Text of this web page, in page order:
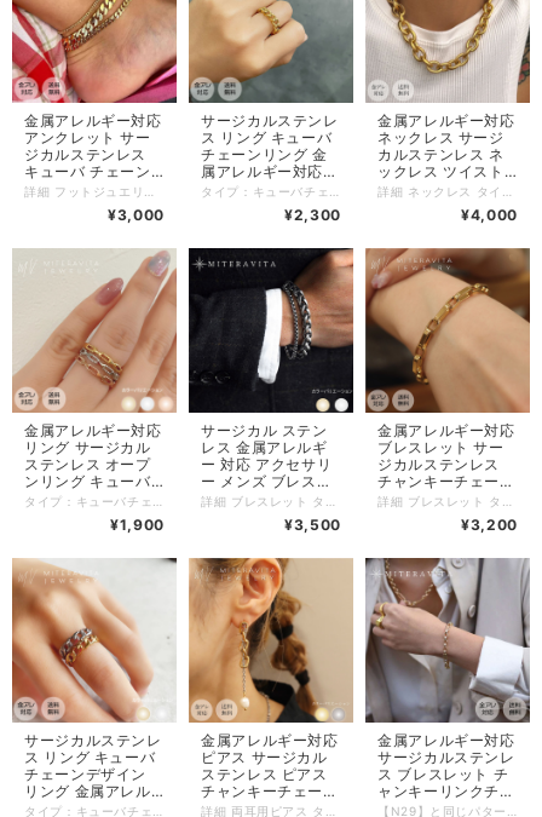
金属アレルギー対応
アンクレット サー
ジカルステンレス
キューバ チェーン
喜平 チェーン 金ア
レ対応 フットアク
¥3,000
サージカルステンレ
ス リング キューバ
チェーンリング 金
属アレルギー対応
レディーズ
¥2,300
金属アレルギー対応
ネックレス サージ
カルステンレス ネ
ックレス ツイスト
チャンキーチェーン
ネックレス 40cm
ゴールド K18 つけ
い 錆びない
【N261】
¥4,000
金属アレルギー対応
リング サージカル
ステンレス オープ
ンリング キューバ
チェーンデザイン
ゴールド レディー
¥1,900
サージカル ステン
レス 金属アレルギ
ー 対応 アクセサリ
ー メンズ ブレスレ
ット キューバリン
¥3,500
金属アレルギー対応
ブレスレット サー
ジカルステンレス
チャンキーチェーン
ブレスレット 17cm
つけっぱなし 変色
しない【B100】
¥3,200
サージカルステンレ
ス リング キューバ
チェーンデザイン
リング 金属アレル
ギー対応 ゴールド
金属アレルギー対応
ピアス サージカル
ステンレス ピアス
チャンキーチェーン
淡水パール ドロッ
金属アレルギー対応
サージカルステンレ
ス ブレスレット チ
ャンキーリンクチェ
ーン 17cm 【B22】